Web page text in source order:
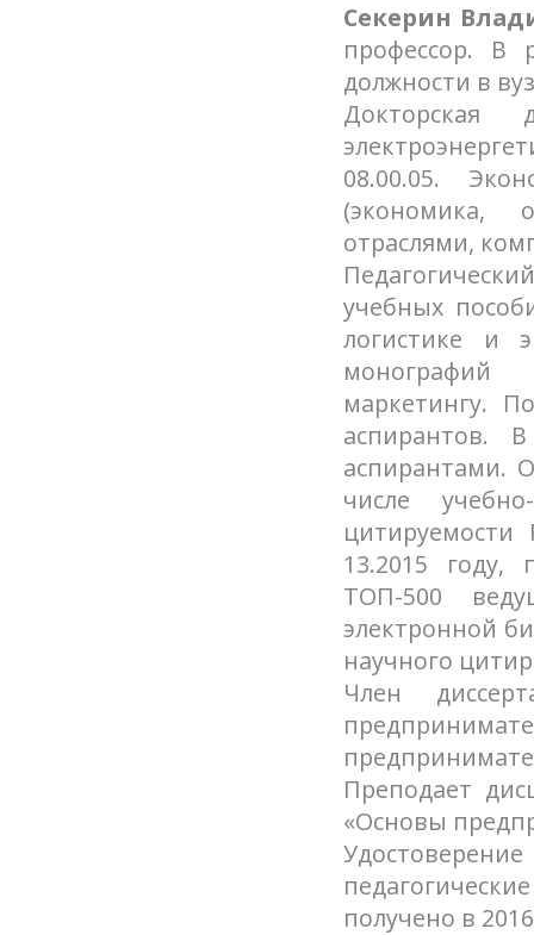
Секерин
профессор. В
должности в
Докторская
08.00.05.
(экономика,
отраслями,
учебных
логистике и
монографий
маркетингу.
аспирантов.
аспирантами.
числе
13.2015 году,
ТОП-500
электронной
научного
Член
Преподает
«Основы
получено в